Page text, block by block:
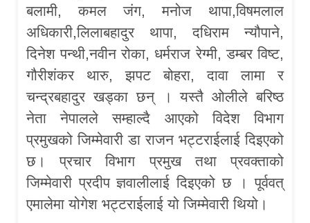
बलामी, कमल जंग, मनोज थापा,विषमलाल
अधिकारी,लिलाबहादुर थापा, दधिराम न्यौपाने,
दिनेश पन्थी,नवीन रोका, धर्मराज रेग्मी, डम्बर विष्ट,
गौरीशंकर थारु, झपट बोहरा, दावा लामा र
चन्द्रबहादुर खड्का छन् । यस्तै ओलीले बरिष्ठ
नेता नेपालले सम्हाल्दै आएको विदेश विभाग
प्रमुखको जिम्मेवारी डा राजन भट्टराईलाई दिइएको
छ। प्रचार विभाग प्रमुख तथा प्रवक्ताको
जिम्मेवारी प्रदीप ज्ञवालीलाई दिइएको छ । पूर्ववत्
एमालेमा योगेश भट्टराईलाई यो जिम्मेवारी थियो।